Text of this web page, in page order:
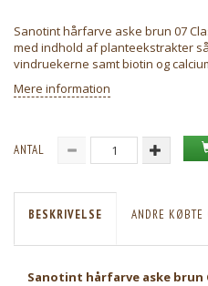
Sanotint hårfarve aske brun 07
med indhold af planteekstrakter
vindruekerne samt biotin og
Mere information
ANTAL
BESKRIVELSE ANDRE KØBTE
Sanotint hårfarve aske brun